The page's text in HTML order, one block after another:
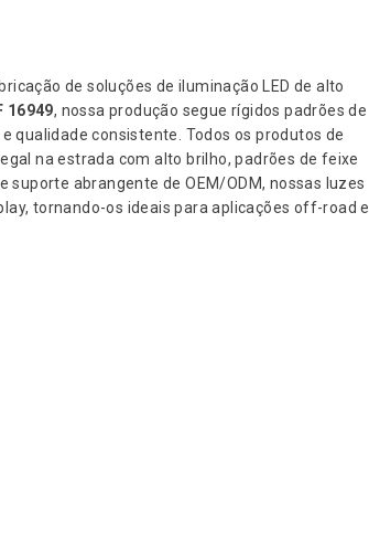
de soluções de iluminação LED de alto
16949, nossa produção segue rígidos padrões de
qualidade consistente. Todos os produtos de
na estrada com alto brilho, padrões de feixe
abrangente de OEM/ODM, nossas luzes
tornando-os ideais para aplicações off-road e